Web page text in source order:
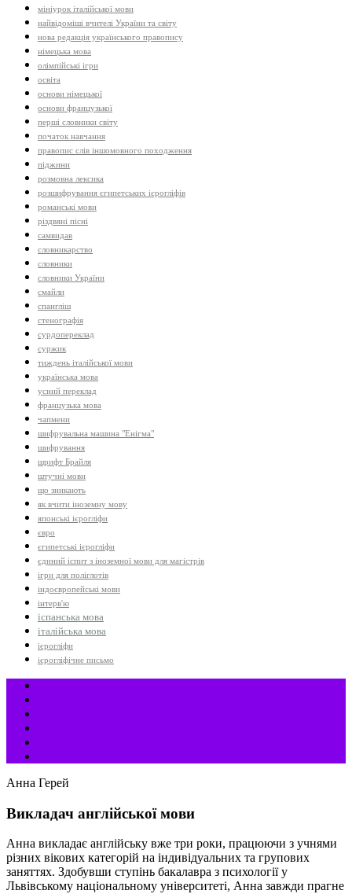
мініурок італійської мови
найвідоміші вчителі України та світу
нова редакція українського правопису
німецька мова
олімпійські ігри
освіта
основи німецької
основи французької
перші словники світу
початок навчання
правопис слів іншомовного походження
піджини
розмовна лексика
розшифрування єгипетських ієрогліфів
романські мови
різдвяні пісні
самвидав
словникарство
словники
словники України
смайли
спангліш
стенографія
сурдопереклад
суржик
тиждень італійської мови
українська мова
усний переклад
французька мова
чапмени
шифрувальна машина "Енігма"
шифрування
шрифт Брайля
штучні мови
що зникають
як вчити іноземну мову
японські ієрогліфи
євро
єгипетські ієрогліфи
єдиний іспит з іноземної мови для магістрів
ігри для поліглотів
індоєвропейські мови
інтерв'ю
іспанська мова
італійська мова
ієрогліфи
ієрогліфічне письмо
Анна Герей
Викладач англійської мови
Анна викладає англійську вже три роки, працюючи з учнями
різних вікових категорій на індивідуальних та групових
заняттях. Здобувши ступінь бакалавра з психології у
Львівському національному університеті, Анна завжди прагне